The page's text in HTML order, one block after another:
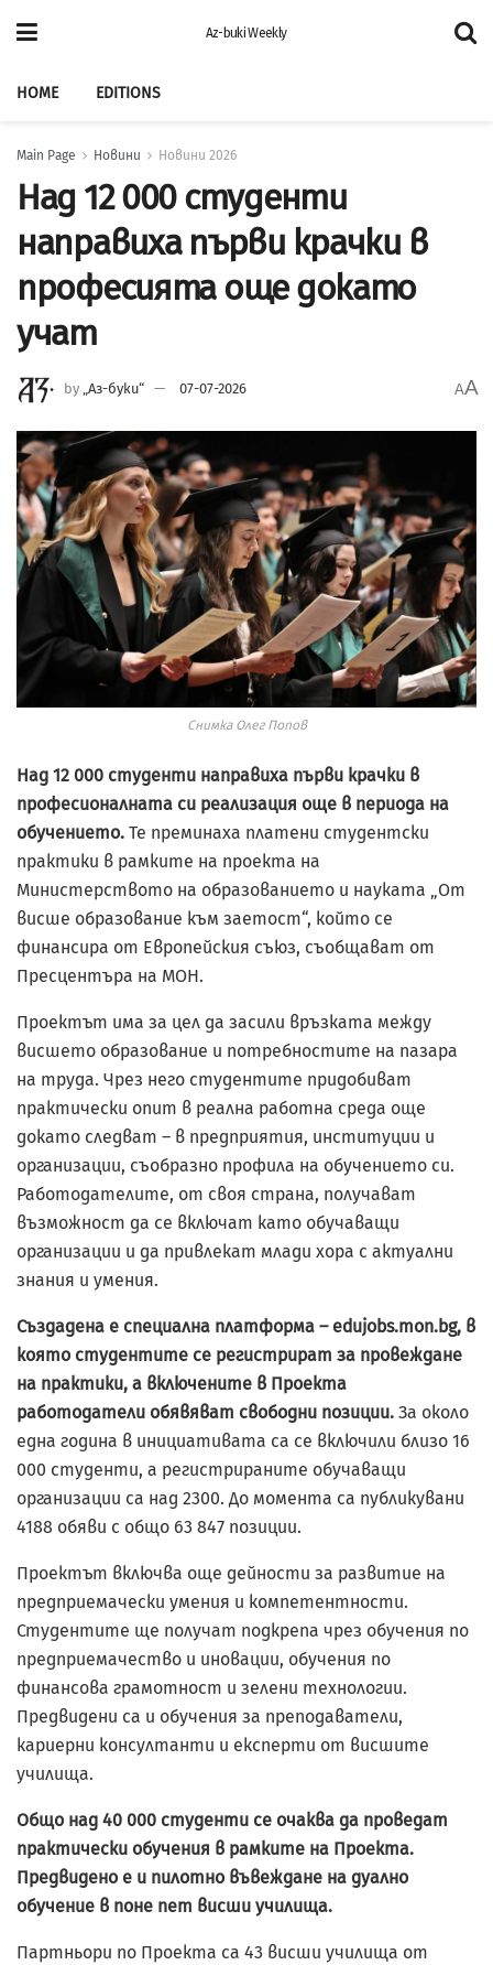
Az-buki Weekly
HOME EDITIONS
Main Page Новини Новини 2026
Над 12 000 студенти
направиха първи крачки в
професията още докато
учат
by „Аз-буки“ 07-07-2026 AA
Снимка Олег Попов
Над 12 000 студенти направиха първи крачки в
професионалната си реализация още в периода на
обучението. Те преминаха платени студентски
практики в рамките на проекта на
Министерството на образованието и науката „От
висше образование към заетост“, който се
финансира от Европейския съюз, съобщават от
Пресцентъра на МОН.
Проектът има за цел да засили връзката между
висшето образование и потребностите на пазара
на труда. Чрез него студентите придобиват
практически опит в реална работна среда още
докато следват – в предприятия, институции и
организации, съобразно профила на обучението си.
Работодателите, от своя страна, получават
възможност да се включат като обучаващи
организации и да привлекат млади хора с актуални
знания и умения.
Създадена е специална платформа – edujobs.mon.bg, в
която студентите се регистрират за провеждане
на практики, а включените в Проекта
работодатели обявяват свободни позиции. За около
една година в инициативата са се включили близо 16
000 студенти, а регистрираните обучаващи
организации са над 2300. До момента са публикувани
4188 обяви с общо 63 847 позиции.
Проектът включва още дейности за развитие на
предприемачески умения и компетентности.
Студентите ще получат подкрепа чрез обучения по
предприемачество и иновации, обучения по
финансова грамотност и зелени технологии.
Предвидени са и обучения за преподаватели,
кариерни консултанти и експерти от висшите
училища.
Общо над 40 000 студенти се очаква да проведат
практически обучения в рамките на Проекта.
Предвидено е и пилотно въвеждане на дуално
обучение в поне пет висши училища.
Партньори по Проекта са 43 висши училища от